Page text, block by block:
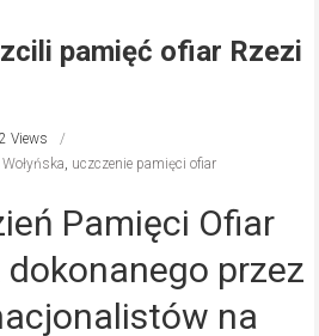
pamięć ofiar Rzezi
Views
Wołyńska, uczczenie pamięci ofiar
Pamięci Ofiar
przez
na